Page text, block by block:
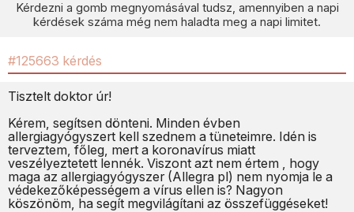
Kérdezni a gomb megnyomásával tudsz, amennyiben a napi
kérdések száma még nem haladta meg a napi limitet.
#125663 kérdés
Tisztelt doktor úr!
Kérem, segítsen dönteni. Minden évben
allergiagyógyszert kell szednem a tüneteimre. Idén is
terveztem, főleg, mert a koronavírus miatt
veszélyeztetett lennék. Viszont azt nem értem , hogy
maga az allergiagyógyszer (Allegra pl) nem nyomja le a
védekezőképességem a vírus ellen is? Nagyon
köszönöm, ha segít megvilágítani az összefüggéseket!